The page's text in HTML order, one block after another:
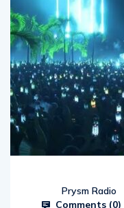
Prysm Radio
Comments (0)